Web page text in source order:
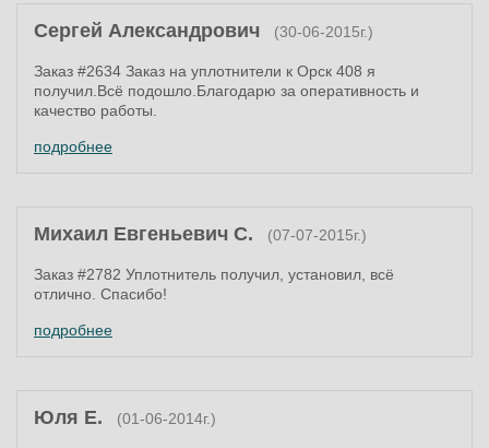
Cергей Александрович (30-06-2015г.)
Заказ #2634 Заказ на уплотнители к Орск 408 я
получил.Всё подошло.Благодарю за оперативность и
качество работы.
подробнее
Михаил Евгеньевич С. (07-07-2015г.)
Заказ #2782 Уплотнитель получил, установил, всё
отлично. Спасибо!
подробнее
Юля Е. (01-06-2014г.)